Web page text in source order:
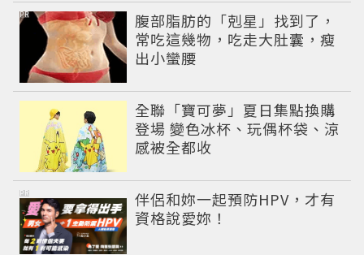
腹部脂肪的「剋星」找到了，
常吃這幾物，吃走大肚囊，瘦
出小蠻腰
PR
全聯「寶可夢」夏日集點換購
登場 變色冰杯、玩偶杯袋、涼
感被全都收
伴侶和妳一起預防HPV，才有
資格說愛妳！
PR